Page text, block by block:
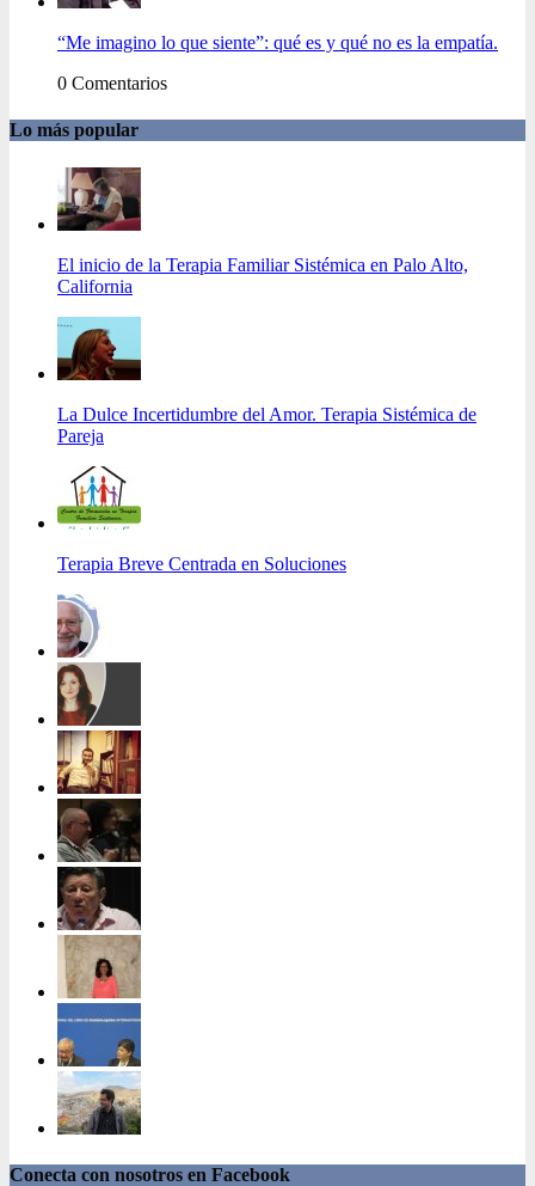
“Me imagino lo que siente”: qué es y qué no es la empatía.
0 Comentarios
Lo más popular
El inicio de la Terapia Familiar Sistémica en Palo Alto,
California
La Dulce Incertidumbre del Amor. Terapia Sistémica de
Pareja
Terapia Breve Centrada en Soluciones
Conecta con nosotros en Facebook